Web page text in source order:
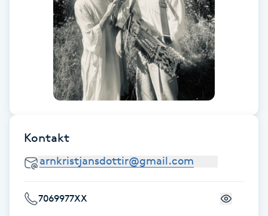
Face framing
Faceliftmassage
Fet hårbotten
Fettreducering
Fibromassage
Kontakt
7069977XX